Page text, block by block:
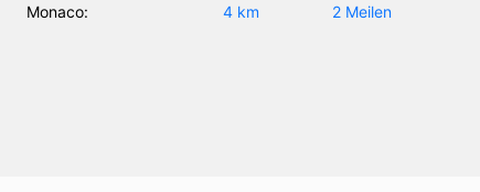
Monaco:
4 km 2 Meilen